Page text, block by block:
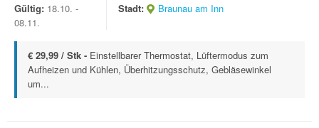
Gültig: 18.10. -
08.11.
Stadt:
Braunau am Inn
€ 29,99 / Stk - Einstellbarer Thermostat, Lüftermodus zum
Aufheizen und Kühlen, Überhitzungsschutz, Gebläsewinkel
um...